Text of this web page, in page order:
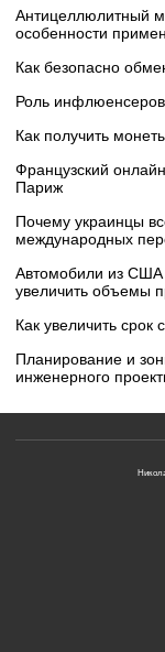
Антицеллюлитный
особенности
Как безопасно
Роль
Как получить
Французский
Париж
Почему украинцы
международных
Автомобили из США
увеличить объемы
Как увеличить срок
Планирование и
инженерного